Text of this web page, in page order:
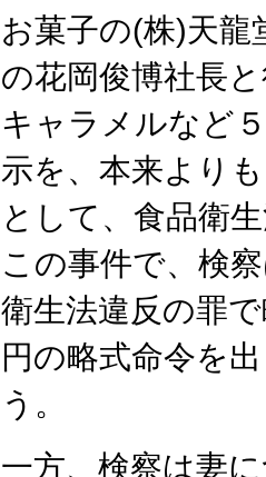
お菓子の(株)天龍
の花岡俊博社長
キャラメルなど
示を、本来より
として、食品衛
この事件で、検
衛生法違反の罪
円の略式命令を
う。
一方、検察は妻